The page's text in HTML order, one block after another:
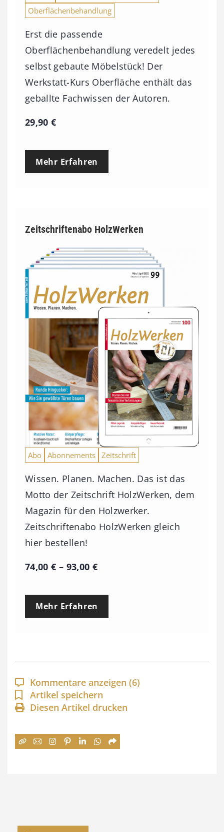
Oberflächenbehandlung
Erst die passende
Oberflächenbehandlung veredelt jedes
selbst gebaute Möbelstück! Der
Werkstatt-Kurs Oberfläche enthält das
geballte Fachwissen der Autoren.
29,90€
Mehr Erfahren
Zeitschriftenabo HolzWerken
Abo Abonnements Zeitschrift
Wissen. Planen. Machen. Das ist das
Motto der Zeitschrift HolzWerken, dem
Magazin für den Holzwerker.
Zeitschriftenabo HolzWerken gleich
hier bestellen!
74,00€ – 93,00 €P
e
p
a
n
n
:
Mehr Erfahren
Kommentare anzeigen (6)
Artikel speichern
Diesen Artikel drucken